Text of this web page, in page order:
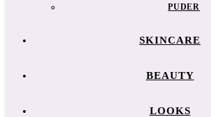
PUDER
SKINCARE
BEAUTY
LOOKS